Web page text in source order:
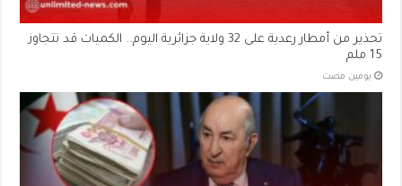
تحذير من أمطار رعدية على 32 ولاية جزائرية اليوم.. الكميات قد تتجاوز
15 ملم
‏يومين مضت